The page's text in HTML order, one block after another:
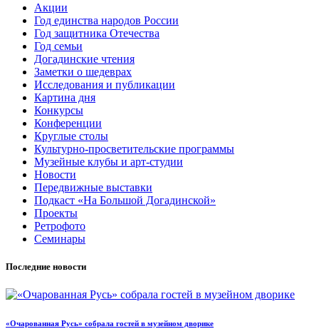
Акции
Год единства народов России
Год защитника Отечества
Год семьи
Догадинские чтения
Заметки о шедеврах
Исследования и публикации
Картина дня
Конкурсы
Конференции
Круглые столы
Культурно-просветительские программы
Музейные клубы и арт-студии
Новости
Передвижные выставки
Подкаст «На Большой Догадинской»
Проекты
Ретрофото
Семинары
Последние новости
«Очарованная Русь» собрала гостей в музейном дворике